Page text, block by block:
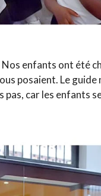
enfants ont été
posaient. Le
pas, car les enfants